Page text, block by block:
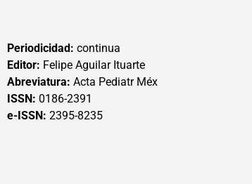
Periodicidad: continua
Editor: Felipe Aguilar Ituarte
Abreviatura: Acta Pediatr Méx
ISSN: 0186-2391
e-ISSN: 2395-8235